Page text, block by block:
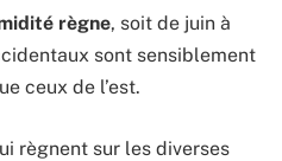
règne, soit de juin à
sont sensiblement
ceux de l’est.
règnent sur les diverses